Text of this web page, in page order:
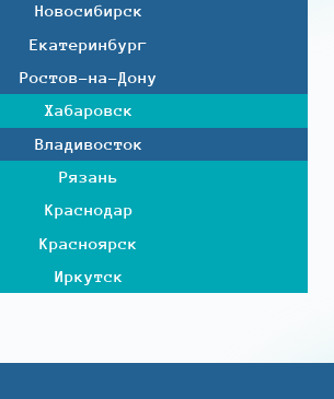
Новосибирск
Екатеринбург
Ростов-на-Дону
Хабаровск
Владивосток
Рязань
Краснодар
Красноярск
Иркутск